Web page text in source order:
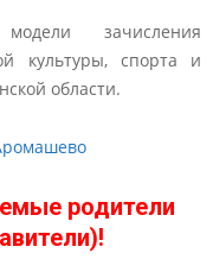
зачисления
культуры, спорта и
области.
родители